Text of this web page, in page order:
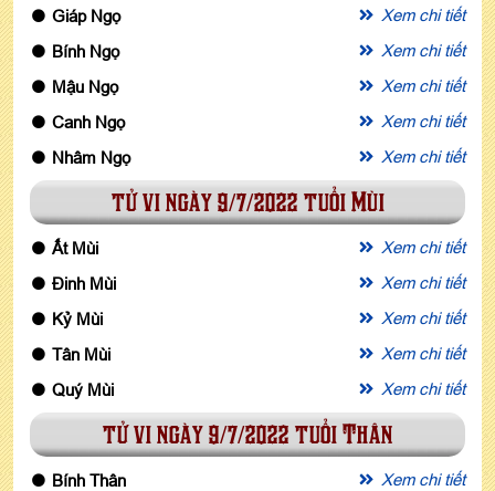
Giáp Ngọ
Xem chi tiết
Bính Ngọ
Xem chi tiết
Mậu Ngọ
Xem chi tiết
Canh Ngọ
Xem chi tiết
Nhâm Ngọ
Xem chi tiết
tử vi ngày 9/7/2022 tuổi Mùi
Ất Mùi
Xem chi tiết
Đinh Mùi
Xem chi tiết
Kỷ Mùi
Xem chi tiết
Tân Mùi
Xem chi tiết
Quý Mùi
Xem chi tiết
tử vi ngày 9/7/2022 tuổi Thân
Bính Thân
Xem chi tiết